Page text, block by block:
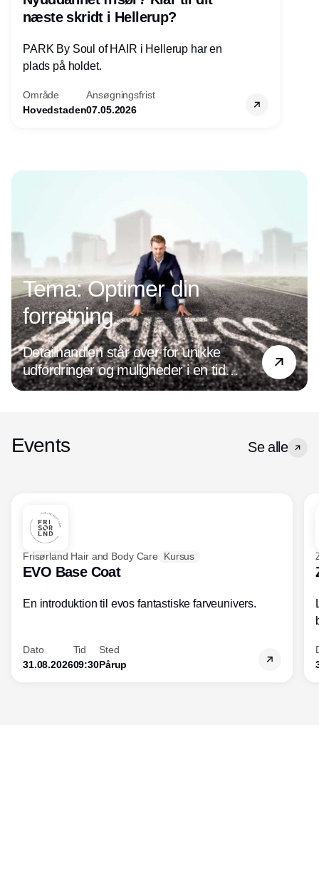
næste skridt i Hellerup?
PARK By Soul of HAIR i Hellerup har en
plads på holdet.
Område
Hovedstaden
Ansøgningsfrist
07.05.2026
Tema: Optimer din
forretning
Detailhandlen står over for unikke
udfordringer og muligheder i en tid
præget af digital transformation og
de nyeste tendenser og holde øje med
kundeoplevelsen, øges salget og
indtjeningen.
Events Se alle
Frisørland Hair and Body Care Kursus
EVO Base Coat
En introduktion til evos fantastiske farveunivers.
Dato
31.08.2026
Tid
09:30
Sted
Pårup